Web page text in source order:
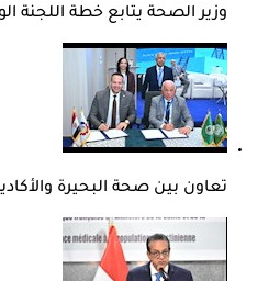
وزير الصحة يتابع خطة اللجنة
تعاون بين صحة البحيرة